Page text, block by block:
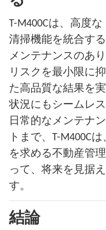
T-M400Cは、高度
清掃機能を統合す
メンテナンスのあ
リスクを最小限に
た高品質な結果を
状況にもシームレ
日常的なメンテナ
トまで、T-M400C
を求める不動産管
って、将来を見据
す。
結論